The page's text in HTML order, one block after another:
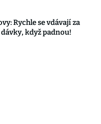
Rychle se vdávají za
když padnou!